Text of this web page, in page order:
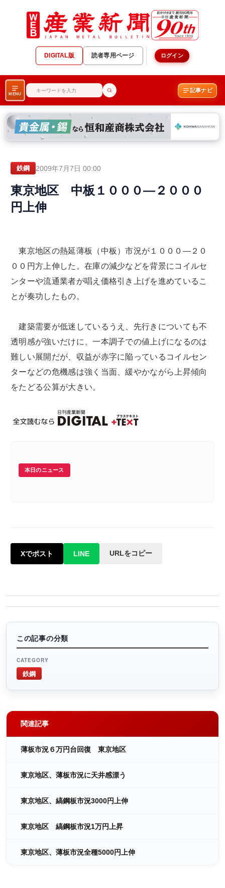
DIGITAL版 読者専用ページ ログイン
MENU
記事ナビ
鉄鋼 2009年7月7日 00:00
東京地区 中板１０００―２０００
円上伸
東京地区の熱延薄板（中板）市況が１０００―２０
００円方上伸した。在庫の減少などを背景にコイルセ
ンターや流通業者が唱え価格引き上げを進めているこ
とが奏功したもの。
建築需要が低迷しているうえ、先行きについても不
透明感が強いだけに、一本調子での値上げになるのは
難しい展開だが、収益が赤字に陥っているコイルセン
ターなどの危機感は強く当面、緩やかながら上昇傾向
をたどる公算が大きい。
本日のニュース
Xでポスト LINE URLをコピー
この記事の分類
CATEGORY
鉄鋼
関連記事
薄板市況６万円台回復 東京地区
東京地区、薄板市況に天井感漂う
東京地区、縞鋼板市況3000円上伸
東京地区 縞鋼板市況1万円上昇
東京地区、薄板市況全種5000円上伸